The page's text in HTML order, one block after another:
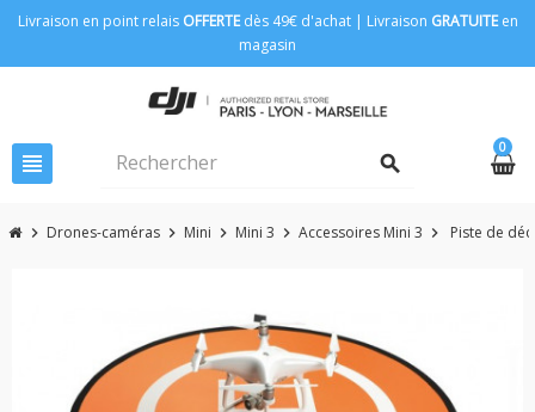
Livraison en point relais OFFERTEdès 49€ d'achat | Livraison GRATUITEen
magasin
view_headline search
0
chevron_right Drones-caméras chevron_right Mini chevron_right Mini 3 chevron_right Accessoires Mini 3 chevron_right Piste de